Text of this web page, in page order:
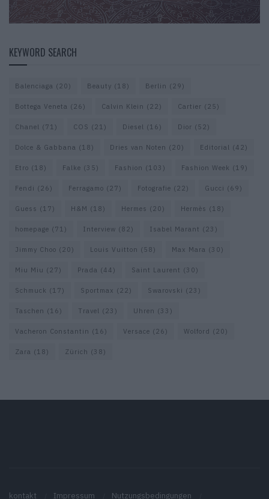
KEYWORD SEARCH
Balenciaga (20) Beauty (18) Berlin (29)
Bottega Veneta (26) Calvin Klein (22) Cartier (25)
Chanel (71) COS (21) Diesel (16) Dior (52)
Dolce & Gabbana (18) Dries van Noten (20) Editorial (42)
Etro (18) Falke (35) Fashion (103) Fashion Week (19)
Fendi (26) Ferragamo (27) Fotografie (22) Gucci (69)
Guess (17) H&M (18) Hermes (20) Hermès (18)
homepage (71) Interview (82) Isabel Marant (23)
Jimmy Choo (20) Louis Vuitton (58) Max Mara (30)
Miu Miu (27) Prada (44) Saint Laurent (30)
Schmuck (17) Sportmax (22) Swarovski (23)
Taschen (16) Travel (23) Uhren (33)
Vacheron Constantin (16) Versace (26) Wolford (20)
Zara (18) Zürich (38)
kontakt Impressum Nutzungsbedingungen